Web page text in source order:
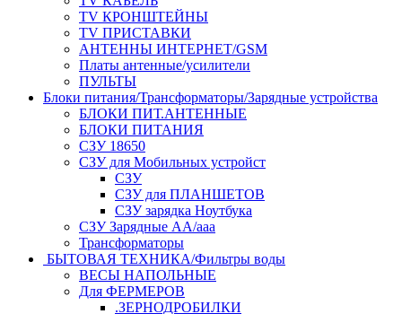
TV КРОНШТЕЙНЫ
TV ПРИСТАВКИ
АНТЕННЫ ИНТЕРНЕТ/GSM
Платы антенные/усилители
ПУЛЬТЫ
Блоки питания/Трансформаторы/Зарядные устройства
БЛОКИ ПИТ.АНТЕННЫЕ
БЛОКИ ПИТАНИЯ
СЗУ 18650
СЗУ для Мобильных устройст
СЗУ
СЗУ для ПЛАНШЕТОВ
СЗУ зарядка Ноутбука
СЗУ Зарядные АА/ааа
Трансформаторы
БЫТОВАЯ ТЕХНИКА/Фильтры воды
ВЕСЫ НАПОЛЬНЫЕ
Для ФЕРМЕРОВ
.ЗЕРНОДРОБИЛКИ